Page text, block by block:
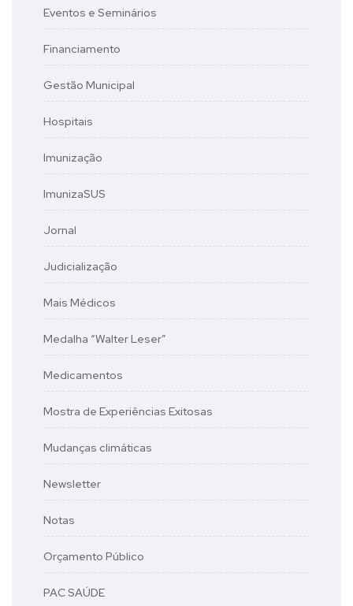
Eventos e Seminários
Financiamento
Gestão Municipal
Hospitais
Imunização
ImunizaSUS
Jornal
Judicialização
Mais Médicos
Medalha “Walter Leser”
Medicamentos
Mostra de Experiências Exitosas
Mudanças climáticas
Newsletter
Notas
Orçamento Público
PAC SAÚDE